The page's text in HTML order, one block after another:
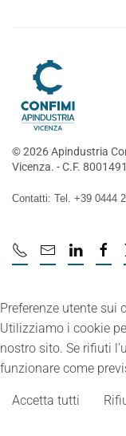
©2026Apindustria
Vicenza. - C.F.
Contatti: Tel. +39 0444
Preferenze utente sui
Utilizziamo i cookie
nostro sito. Se rifiuti
funzionare come
Accetta tutti